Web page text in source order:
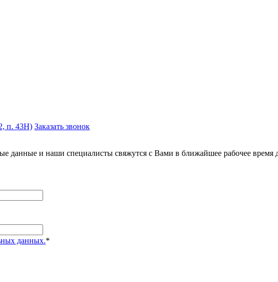
п. 43Н) Заказать звонок
данные и наши специалисты свяжутся с Вами в ближайшее рабочее время
данных.*